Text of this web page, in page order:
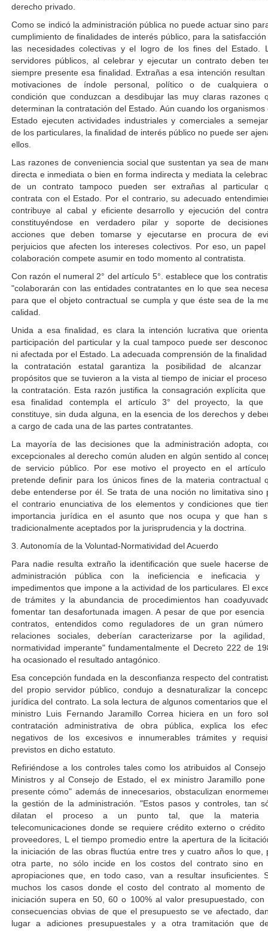
derecho privado.
Como se indicó la administración pública no puede actuar sino
cumplimiento de finalidades de interés público, para la
las necesidades colectivas y el logro de los fines del Estado.
servidores públicos, al celebrar y ejecutar un contrato deben
siempre presente esa finalidad. Extrañas a esa intención resultan
motivaciones de índole personal, político o de cualquiera
condición que conduzcan a desdibujar las muy claras razones
determinan la contratación del Estado. Aún cuando los organismos
Estado ejecuten actividades industriales y comerciales a
de los particulares, la finalidad de interés público no puede ser
ellos.
Las razones de conveniencia social que sustentan ya sea de
directa e inmediata o bien en forma indirecta y mediata la
de un contrato tampoco pueden ser extrañas al particular
contrata con el Estado. Por el contrario, su adecuado
contribuye al cabal y eficiente desarrollo y ejecución del
constituyéndose en verdadero pilar y soporte de
acciones que deben tomarse y ejecutarse en procura de
perjuicios que afecten los intereses colectivos. Por eso, un
colaboración compete asumir en todo momento al contratista.
Con razón el numeral 2° del artículo 5°. establece que los
"colaborarán con las entidades contratantes en lo que sea
para que el objeto contractual se cumpla y que éste sea de la
calidad.
Unida a esa finalidad, es clara la intención lucrativa que
participación del particular y la cual tampoco puede ser
ni afectada por el Estado. La adecuada comprensión de la
la contratación estatal garantiza la posibilidad de alcanzar
propósitos que se tuvieron a la vista al tiempo de iniciar el
la contratación. Esta razón justifica la consagración explícita
esa finalidad contempla el artículo 3° del proyecto, la que
constituye, sin duda alguna, en la esencia de los derechos y
a cargo de cada una de las partes contratantes.
La mayoría de las decisiones que la administración adopta,
excepcionales al derecho común aluden en algún sentido al
de servicio público. Por ese motivo el proyecto en el artículo
pretende definir para los únicos fines de la materia contractual
debe entenderse por él. Se trata de una noción no limitativa sino
el contrario enunciativa de los elementos y condiciones que
importancia jurídica en el asunto que nos ocupa y que han
tradicionalmente aceptados por la jurisprudencia y la doctrina.
3. Autonomía de la Voluntad-Normatividad del Acuerdo
Para nadie resulta extraño la identificación que suele hacerse
administración pública con la ineficiencia e ineficacia y
impedimentos que impone a la actividad de los particulares. El
de trámites y la abundancia de procedimientos han
fomentar tan desafortunada imagen. A pesar de que por esencia
contratos, entendidos como reguladores de un gran número
relaciones sociales, deberían caracterizarse por la
normatividad imperante" fundamentalmente el Decreto 222 de
ha ocasionado el resultado antagónico.
Esa concepción fundada en la desconfianza respecto del
del propio servidor público, condujo a desnaturalizar la
jurídica del contrato. La sola lectura de algunos comentarios que
ministro Luis Fernando Jaramillo Correa hiciera en un foro
contratación administrativa de obra pública, explica los
negativos de los excesivos e innumerables trámites y
previstos en dicho estatuto.
Refiriéndose a los controles tales como los atribuidos al
Ministros y al Consejo de Estado, el ex ministro Jaramillo pone
presente cómo" además de innecesarios, obstaculizan
la gestión de la administración. "Estos pasos y controles, tan
dilatan el proceso a un punto tal, que la materia
telecomunicaciones donde se requiere crédito externo o crédito
proveedores, L el tiempo promedio entre la apertura de la
la iniciación de las obras fluctúa entre tres y cuatro años lo que,
otra parte, no sólo incide en los costos del contrato sino en
apropiaciones que, en todo caso, van a resultar insuficientes.
muchos los casos donde el costo del contrato al momento de
iniciación supera en 50, 60 o 100% al valor presupuestado, con
consecuencias obvias de que el presupuesto se ve afectado,
lugar a adiciones presupuestales y a otra tramitación que